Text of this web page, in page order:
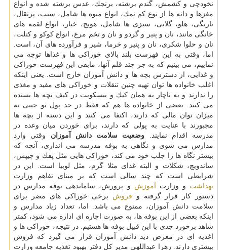
نخودچی و كشمش، گندم برشته، برنجك، عدس برشته شده و انواع
مغزها و دانه ها از نوع كم نمك، انواع میوه ها شامل، سیب، پرتقال،
نارنگی، هلو، گلابی، سبزی ها شامل، هویج، خیار، انواع لقمه های
خانگی مانند، نان و پنیر و گردو و نان و تخم مرغ، انواع كوكو و كتلت،
نان و حلوا شكری، نان و پنیر و خرما، شیر و فرآورده های آن، است.
اما، وقتی به این فهرست بلند بالای خوراكی ها و غذاها توجه می
نماییم، می بینیم كه به جز چند قلم آنها، مابقی این فهرست خوراكی
و غذایی، از دسترس بچه ها و دانش آموزان خارج است. یعنی اینكه
اغلب خانواده ها توان تهیه چنین تنقلات و خوراكی های مفید و مغذی
را ندارند و به ناچار به همان كیك و بیسكویت در كیف بچه ها بسنده
می كنند. بعضی از خانواده ها هم كه فقط در حد پول تو جیبی به
میزان توان مالی كه دارند، اكتفا می كنند و این دسته از بچه ها
مجبورند با عنایت به پولی كه دارند، برای خوردن میان وعده در
مدرسه اقدام نمایند. وضعیت سلامت دانش آموزان وقتی وارد
مدارس می شوی و نگاهی به بوفه مدرسه می اندازی، آنچه كه
بیشتر نگاه ها را جلب خود می كند، خوراكی هایی مثل پفك و چیپس،
ساندویچ، شكلات و البته غذای مثلا گرم، مثل لوبیا است. این در
شرایطی است كه چند سالی است كه بر مبنای تفاهم وزارت
بهداشت و وزارت آموزش و پرورش، ساماندهی بوفه مدارس در
دستور كار قرار گرفته و فروش برخی خوراكی های مضر برای
سلامت دانش آموزان، ممنوع می باشد. اما، تعداد زیاد مدارس و
اینكه بعضی از این بوفه ها، به صورت اجاره ای اداره می شود، كمتر
شاهد برخورد جدی با این قبیل بوفه ها هستیم. در نتیجه، خوراكی ها و
اغذیه ای در معرض دید دانش آموزان قرار می گیرد كه فروش
بیشتری دارند. زهرا عبداللهی مدیر كل دفتر بهبود تغذیه جامعه وزارت